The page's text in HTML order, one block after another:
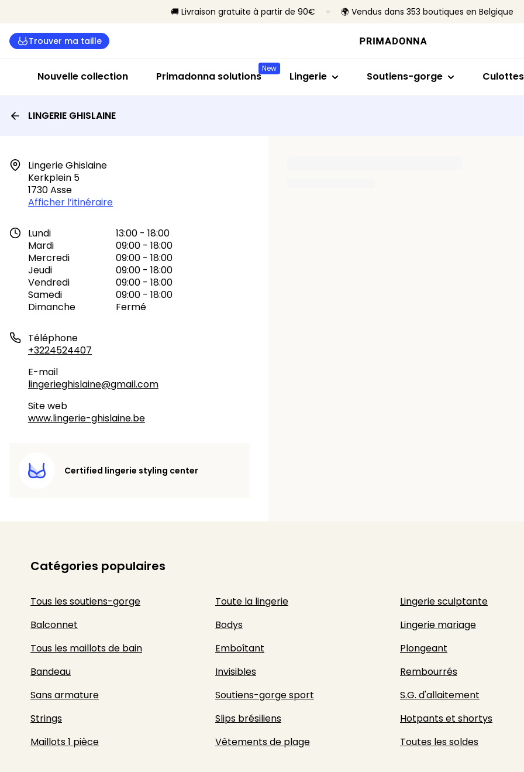
🚚 Livraison gratuite à partir de 90€ 🌍 Vendus dans 353 boutiques en Belgique
Trouver ma taille
Nouvelle collection
New
Primadonna solutions Lingerie
Culottes
Primadonna Twist
Soutiens-gorge
Bonnet D à E
Avec armatures
Culottes
Culottes
LINGERIE GHISLAINE
Lingerie Ghislaine
Kerkplein 5
1730 Asse
Afficher l’itinéraire
Lundi
13:00 - 18:00
Mardi
09:00 - 18:00
Mercredi
09:00 - 18:00
Jeudi
09:00 - 18:00
Vendredi
09:00 - 18:00
Samedi
09:00 - 18:00
Dimanche
Fermé
Téléphone
+3224524407
E-mail
lingerieghislaine@gmail.com
Site web
www.lingerie-ghislaine.be
Certified lingerie styling center
Catégories populaires
Tous les soutiens-gorge Toute la lingerie Lingerie sculptante
Balconnet
Bodys Lingerie mariage
Tous les maillots de bain
Emboîtant Plongeant
Bandeau
Invisibles Rembourrés
Sans armature
Soutiens-gorge sport S.G. d'allaitement
Strings
Slips brésiliens Hotpants et shortys
Maillots 1 pièce
Vêtements de plage Toutes les soldes